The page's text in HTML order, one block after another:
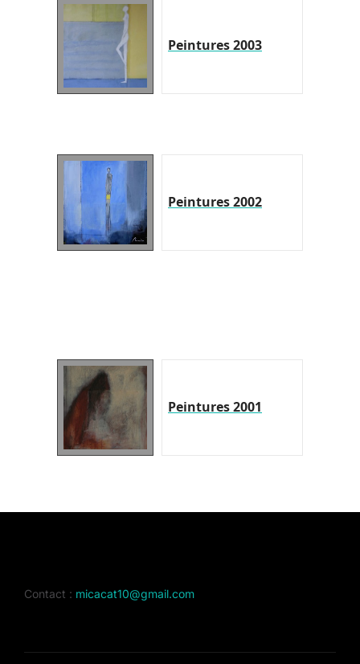
Peintures 2003
Peintures 2002
Peintures 2001
Contact : micacat10@gmail.com